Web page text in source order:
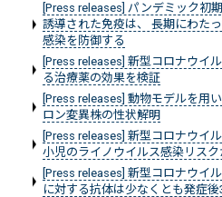
[Press releases] パンデミック初
誘導された免疫は、 長期にわた
感染を防御する
[Press releases] 新型コロナウイ
る治療薬の効果を検証
[Press releases] 動物モデルを用
ロン変異株の性状解明
[Press releases] 新型コロナウイ
小児のライノウイルス感染リスク
[Press releases] 新型コロナウイ
に対する抗体は少なくとも発症